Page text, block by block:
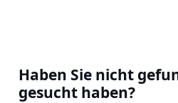
Haben Sie nicht
gesucht haben?